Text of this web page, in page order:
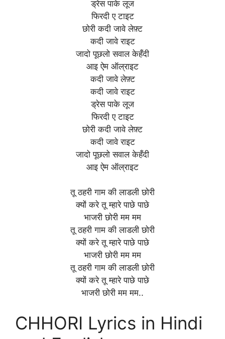
ड्रेस पाके लूज
फिरदी ए टाइट
छोरी कदी जावे लेफ़्ट
कदी जावे राइट
जादो पूछलो सवाल केहँदी
आइ ऐम ऑल्राइट
कदी जावे लेफ़्ट
कदी जावे राइट
ड्रेस पाके लूज
फिरदी ए टाइट
छोरी कदी जावे लेफ़्ट
कदी जावे राइट
जादो पूछलो सवाल केहँदी
आइ ऐम ऑल्राइट
तू ठहरी गाम की लाडली छोरी
क्यों करे तू म्हारे पाछे पाछे
भाजरी छोरी मम मम
तू ठहरी गाम की लाडली छोरी
क्यों करे तू म्हारे पाछे पाछे
भाजरी छोरी मम मम
तू ठहरी गाम की लाडली छोरी
क्यों करे तू म्हारे पाछे पाछे
भाजरी छोरी मम मम..
CHHORI Lyrics in Hindi